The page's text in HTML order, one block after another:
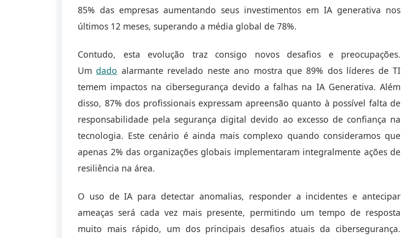
85% das empresas aumentando seus investimentos em IA generativa nos
últimos 12 meses, superando a média global de 78%.
Contudo, esta evolução traz consigo novos desafios e preocupações.
Um dado alarmante revelado neste ano mostra que 89% dos líderes de TI
temem impactos na cibersegurança devido a falhas na IA Generativa. Além
disso, 87% dos profissionais expressam apreensão quanto à possível falta de
responsabilidade pela segurança digital devido ao excesso de confiança na
tecnologia. Este cenário é ainda mais complexo quando consideramos que
apenas 2% das organizações globais implementaram integralmente ações de
resiliência na área.
O uso de IA para detectar anomalias, responder a incidentes e antecipar
ameaças será cada vez mais presente, permitindo um tempo de resposta
muito mais rápido, um dos principais desafios atuais da cibersegurança.